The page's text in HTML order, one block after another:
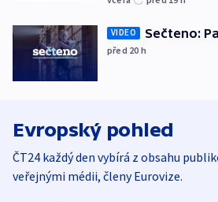
VIDEO Sečteno:
před 20 h
Evropský pohled
ČT24 každý den vybírá z obsahu
veřejnými médii, členy Eurovize.